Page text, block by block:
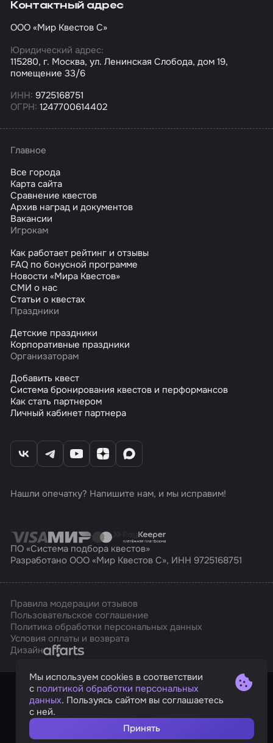
Контактный адрес
ООО «Мир Квестов С»
Юридический адрес:
115280, г. Москва, ул. Ленинская Слобода, дом 19,
помещение 33/6
ИНН: 9725168751
ОГРН: 1247700614402
Главное
Все города
Карта сайта
Сравнение квестов
Архив наград и документов
Вакансии
Игрокам
Как работает рейтинг и отзывы
FAQ по бонусной программе
Новости «Мира Квестов»
СМИ о нас
Статьи о квестах
Праздники
Детские праздники
Корпоративные праздники
Организаторам
Добавить квест
Система бронирования квестов и перформансов
Как стать партнером
Личный кабинет партнера
Нашли опечатку? Напишите нам, и мы исправим!
ПО «Система подбора квестов»
Разработано ООО «Мир Квестов С», ИНН 9725168751
Правила модерации отзывов
Пользовательское соглашение
Политика обработки персональных данных
Условия оплаты и возврата
ДизайнAffarts
Мы используем cookies в соответствии
с политикой обработки персональных
данных. Пользуясь сайтом вы соглашаетесь
с ней.
Принять